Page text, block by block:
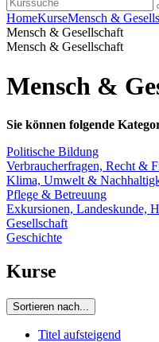
HomeKurseMensch &
Mensch & Gesellschaft
Mensch & Gesellschaft
Mensch &
Sie können folgende
Politische Bildung
Verbraucherfragen, Recht &
Klima, Umwelt &
Pflege & Betreuung
Exkursionen, Landeskunde,
Gesellschaft
Geschichte
Kurse
Sortieren nach...
Titel aufsteigend